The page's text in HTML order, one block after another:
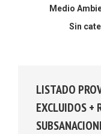
Medio
Sin
LISTADO
EXCLUIDOS +